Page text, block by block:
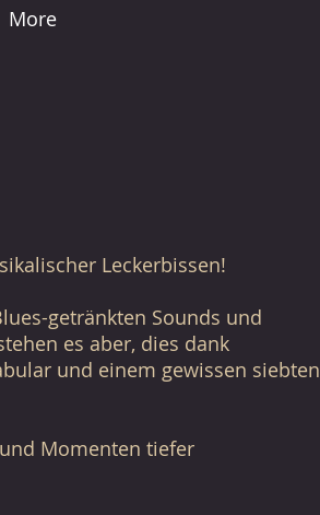
More
Leckerbissen!
getränkten Sounds und
es aber, dies dank
und einem gewissen siebten
Momenten tiefer